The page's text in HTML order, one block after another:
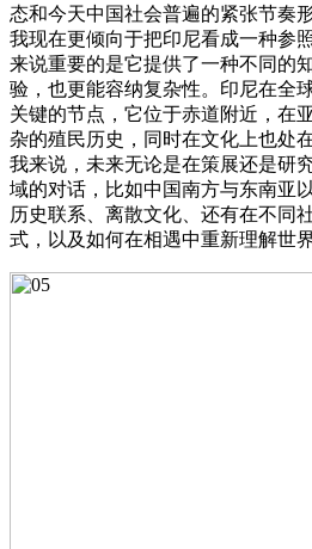
态和今天中国社会普遍的紧张节奏
我现在更倾向于把印尼看成一种参
来说重要的是它提供了一种不同的
验，也更能容纳复杂性。印尼在全
关键的节点，它位于赤道附近，在
杂的殖民历史，同时在文化上也处
我来说，未来无论是在策展还是研
域的对话，比如中国南方与东南亚
历史联系、离散文化、还有在不同
式，以及如何在相遇中重新理解世界